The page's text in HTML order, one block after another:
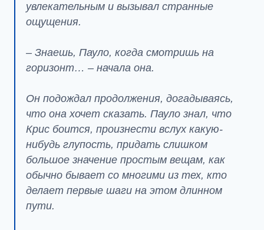
увлекательным и вызывал странные
ощущения.
– Знаешь, Пауло, когда смотришь на
горизонт… – начала она.
Он подождал продолжения, догадываясь,
что она хочет сказать. Пауло знал, что
Крис боится, произнести вслух какую-
нибудь глупость, придать слишком
большое значение простым вещам, как
обычно бывает со многими из тех, кто
делает первые шаги на этом длинном
пути.